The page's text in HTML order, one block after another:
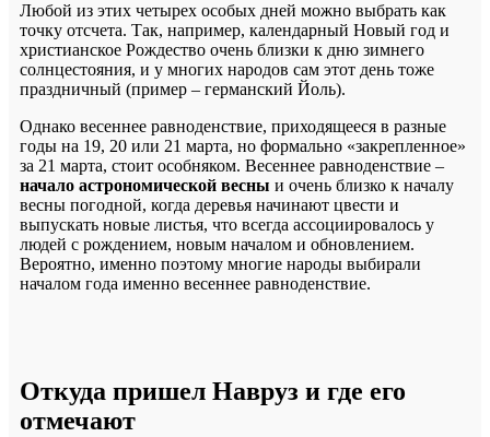
Любой из этих четырех особых дней можно выбрать как
точку отсчета. Так, например, календарный Новый год и
христианское Рождество очень близки к дню зимнего
солнцестояния, и у многих народов сам этот день тоже
праздничный (пример – германский Йоль).
Однако весеннее равноденствие, приходящееся в разные
годы на 19, 20 или 21 марта, но формально «закрепленное»
за 21 марта, стоит особняком. Весеннее равноденствие –
начало астрономической весны и очень близко к началу
весны погодной, когда деревья начинают цвести и
выпускать новые листья, что всегда ассоциировалось у
людей с рождением, новым началом и обновлением.
Вероятно, именно поэтому многие народы выбирали
началом года именно весеннее равноденствие.
Откуда пришел Навруз и где его
отмечают